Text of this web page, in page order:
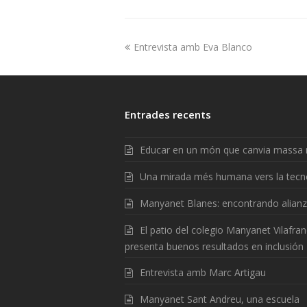
Entrevista amb Eva Blanco
Entrades recents
Educar en un món que canvia massa
Una mirada més humana vers la
Manyanet Blanes: encontrando
El patio del colegio Manyanet
presenta buenos resultados en inclusión
Entrevista amb Marc Artigau
Manyanet Sant Andreu, una escuela